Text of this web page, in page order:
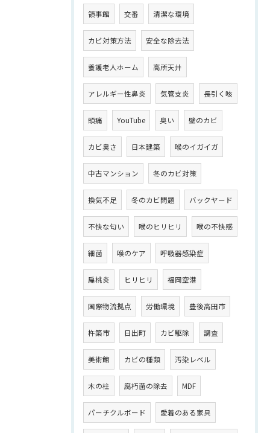
領事館 交番 清潔な環境
カビ対策方法 安全な除去法
養護老人ホーム 高所天井
アレルギー性鼻炎 気管支炎 長引く咳
頭痛 YouTube 臭い 壁のカビ
カビ臭さ 日本建築 喉のイガイガ
中古マンション 冬のカビ対策
換気不足 冬のカビ問題 バックヤード
不快な匂い 喉のヒリヒリ 喉の不快感
細菌 喉のケア 呼吸器感染症
扁桃炎 ヒリヒリ 福岡空港
国際物流拠点 労働環境 豊後高田市
杵築市 日出町 カビ駆除 調査
美術館 カビの種類 汚染レベル
木の柱 腐朽菌の除去 MDF
パーチクルボード 愛着のある家具